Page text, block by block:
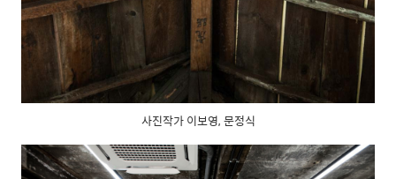
사진작가 이보영, 문정식